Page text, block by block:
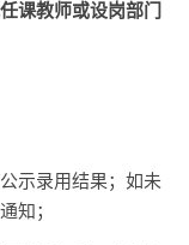
课教师或设岗部门
示录用结果；如未
知；